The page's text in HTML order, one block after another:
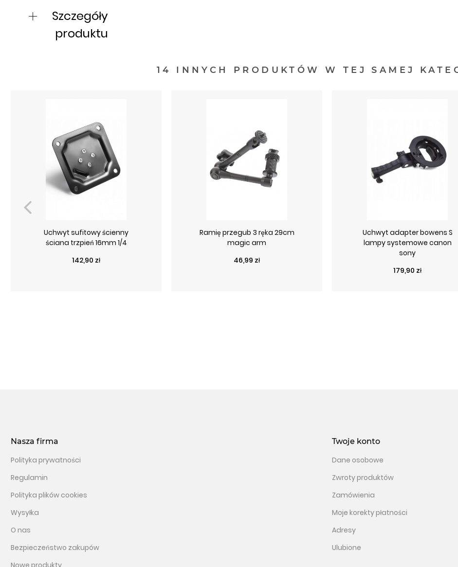
Szczegóły
produktu
14 INNYCH PRODUKTÓW W TEJ SAMEJ
Uchwyt sufitowy ścienny
ściana trzpień 16mm 1/4
Cena
142,90 zł
Ramię przegub 3 ręka 29cm
magic arm
Cena
46,99 zł
Uchwyt adapter bowens S
lampy systemowe canon
sony
Cena
179,90 zł
Nasza firma
Polityka prywatności
Regulamin
Polityka plików cookies
Wysyłka
O nas
Bezpieczeństwo zakupów
Twoje konto
Dane osobowe
Zwroty produktów
Zamówienia
Moje korekty płatności
Adresy
Ulubione